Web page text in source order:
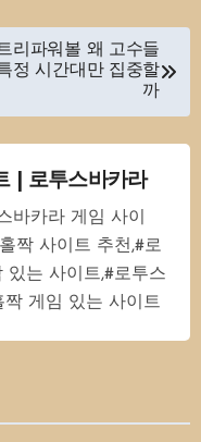
리파워볼 왜 고수들
정 시간대만 집중할
까
| 로투스바카라
바카라 게임 사이
짝 사이트 추천,#로
있는 사이트,#로투스
짝 게임 있는 사이트